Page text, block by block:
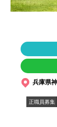
兵庫県
正職員募集